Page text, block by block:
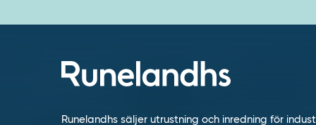
Runelandhs säljer utrustning och inredning för